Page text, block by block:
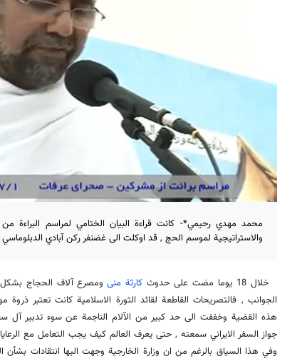
محمد مهدي رحيمي*- كانت قراءة البيان الختامي لمراسم البراءة من
والاستراتيجية لموسم الحج , قد اوكلت الى غضنفر ركن آبادي الدبلوماسي
خلال 18 يوما مضت على حدوث كارثة منىومصرع آلاف الحجاج
الجوانب , فالتصريحات القاطعة لقائد الثورة الاسلامية كانت تعتبر ذروة
هذه القضية وخففت الى حد كبير من الآلام الناجمة عن سوء تدبير آل
جواز السفر الايراني سمعته , حتى يعرف العالم كيف يجب التعامل مع الرعايا
وفي هذا السياق بالرغم من ان وزارة الخارجية وجهت اليها انتقادات